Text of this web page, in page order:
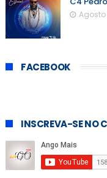
Agosto
FACEBOOK
INSCREVA-SE NO